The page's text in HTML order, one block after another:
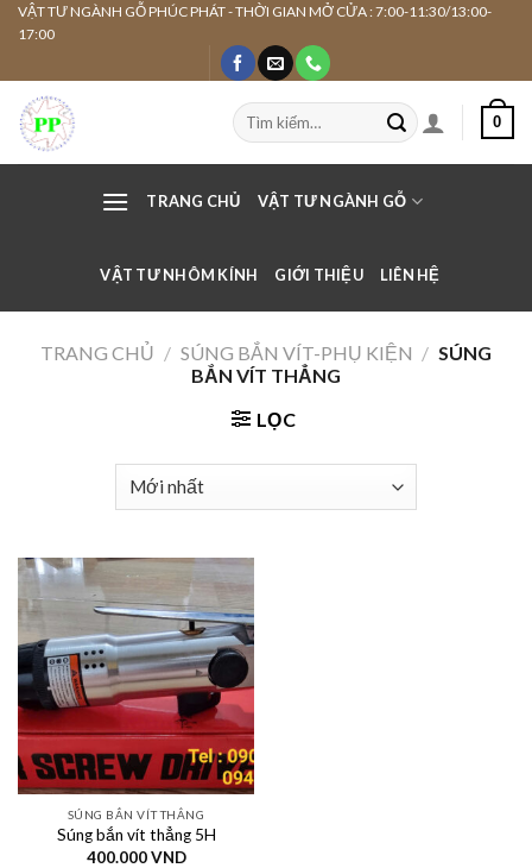
SkipVẬT TƯ NGÀNH GỖ PHÚC PHÁT - THỜI GIAN MỞ CỬA : 7:00-11:30/13:00-
17:00
Tìm
kiếm:
0
TRANG CHỦ VẬT TƯ NGÀNH GỖ
VẬT TƯ NHÔM KÍNH GIỚI THIỆU LIÊN HỆ
TRANG CHỦ / SÚNG BẮN VÍT-PHỤ KIỆN / SÚNG
BẮN VÍT THẲNG
LỌC
SÚNG BẮN VÍT THẲNG
Súng bắn vít thẳng 5H
400.000VND